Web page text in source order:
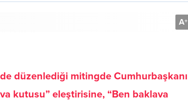
A+
düzenlediği mitingde Cumhurbaşkanı
kutusu” eleştirisine, “Ben baklava